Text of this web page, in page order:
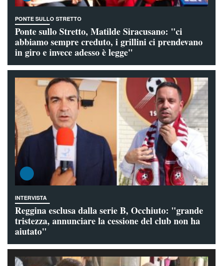
PONTE SULLO STRETTO
Ponte sullo Stretto, Matilde Siracusano: "ci
abbiamo sempre creduto, i grillini ci prendevano
in giro e invece adesso è legge"
INTERVISTA
Reggina esclusa dalla serie B, Occhiuto: "grande
tristezza, annunciare la cessione del club non ha
aiutato"